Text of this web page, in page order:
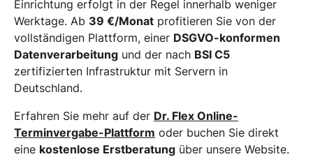
Einrichtung erfolgt in der Regel innerhalb weniger
Werktage. Ab 39 €/Monat profitieren Sie von der
vollständigen Plattform, einer DSGVO-konformen
Datenverarbeitung und der nach BSI C5
zertifizierten Infrastruktur mit Servern in
Deutschland.
Erfahren Sie mehr auf der Dr. Flex Online-
Terminvergabe-Plattform oder buchen Sie direkt
eine kostenlose Erstberatung über unsere Website.